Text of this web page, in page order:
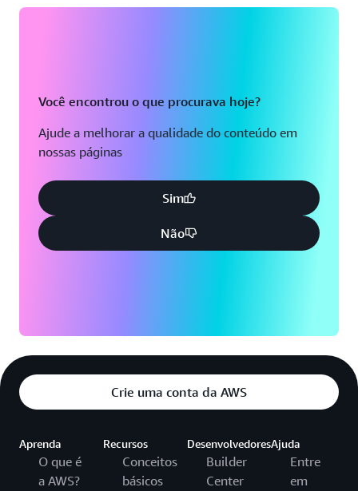
Você encontrou o que procurava hoje?
Ajude a melhorar a qualidade do conteúdo em
nossas páginas
Sim
Não
Crie uma conta da AWS
Aprenda
O que é
a AWS?
Recursos
Conceitos
básicos
Desenvolvedores
Builder
Center
Ajuda
Entre
em